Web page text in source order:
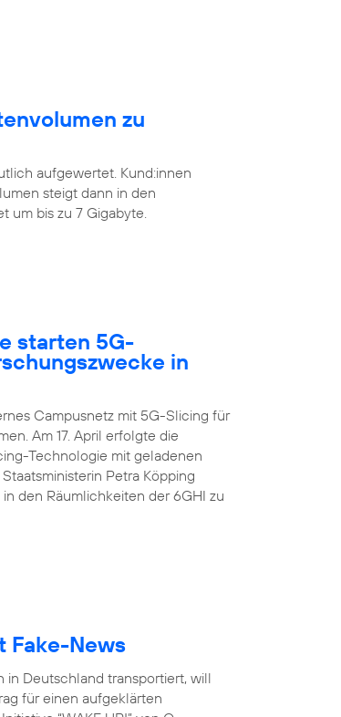
zu
aufgewertet. Kund:innen
steigt dann in den
um bis zu 7 Gigabyte.
starten 5G-
in
Campusnetz mit 5G-Slicing für
Am 17. April erfolgte die
Technologie mit geladenen
Petra Köpping
den Räumlichkeiten der 6GHI zu
Fake-News
in Deutschland transportiert, will
für einen aufgeklärten